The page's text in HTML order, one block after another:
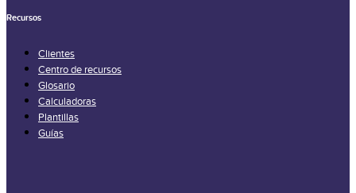
Recursos
Clientes
Centro de recursos
Glosario
Calculadoras
Plantillas
Guías